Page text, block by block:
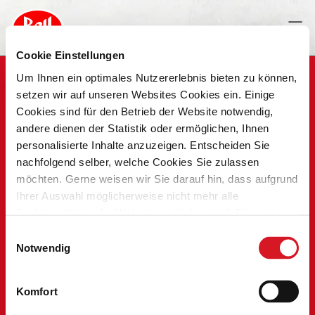
Cookie Einstellungen
Um Ihnen ein optimales Nutzererlebnis bieten zu können,
setzen wir auf unseren Websites Cookies ein. Einige
Cookies sind für den Betrieb der Website notwendig,
andere dienen der Statistik oder ermöglichen, Ihnen
personalisierte Inhalte anzuzeigen. Entscheiden Sie
nachfolgend selber, welche Cookies Sie zulassen
möchten. Gerne weisen wir Sie darauf hin, dass aufgrund
Ihrer Auswahl möglicherweise nicht mehr alle
Datenschutzerklärung und Cookie Policy.
Notwendig
Komfort
ERÖFFNUNG DER «OCHSENMETZG»
Am Ostermontag, dem 29. März 1869, eröffnet der
Metzgermeister Samuel Bell (1840 – 1920) an der Streitgasse 13
ERÖFFNUNG DER ERSTEN FILIALE